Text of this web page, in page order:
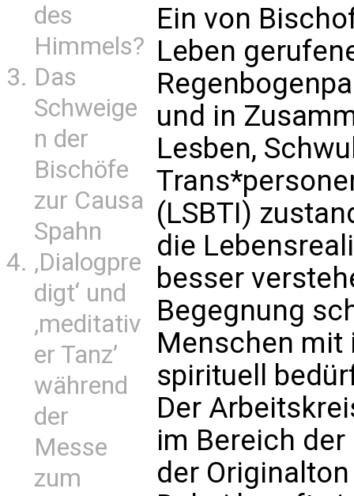
des
Himmels?
Das
Schweige
n der
Bischöfe
zur Causa
Spahn
‚Dialogpre
digt‘ und
‚meditativ
er Tanz’
während
der
Messe
zum
Ein von
Leben
und in
Lesben,
(LSBTI)
die
besser
Begegnung
Menschen mit
spirituell
Der
im Bereich der
der